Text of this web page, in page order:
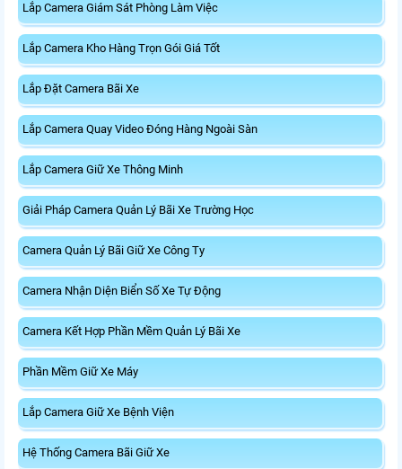
Lắp Camera Giám Sát Phòng Làm Việc
Lắp Camera Kho Hàng Trọn Gói Giá Tốt
Lắp Đặt Camera Bãi Xe
Lắp Camera Quay Video Đóng Hàng Ngoài Sàn
Lắp Camera Giữ Xe Thông Minh
Giải Pháp Camera Quản Lý Bãi Xe Trường Học
Camera Quản Lý Bãi Giữ Xe Công Ty
Camera Nhận Diện Biển Số Xe Tự Động
Camera Kết Hợp Phần Mềm Quản Lý Bãi Xe
Phần Mềm Giữ Xe Máy
Lắp Camera Giữ Xe Bệnh Viện
Hệ Thống Camera Bãi Giữ Xe